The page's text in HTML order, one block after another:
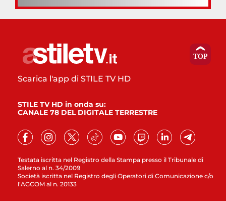
Testata iscritta nel Registro della Stampa presso il Tribunale di
Salerno al n. 34/2009
Società iscritta nel Registro degli Operatori di Comunicazione c/o
l’AGCOM al n. 20133
Scarica l'app di STILE TV HD
STILE TV HD in onda su:
CANALE 78 DEL DIGITALE TERRESTRE